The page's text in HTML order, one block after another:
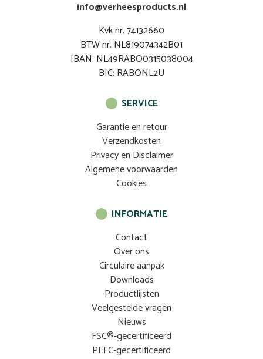
info@verheesproducts.nl
Kvk nr. 74132660
BTW nr. NL819074342B01
IBAN: NL49RABO0315038004
BIC: RABONL2U
SERVICE
Garantie en retour
Verzendkosten
Privacy en Disclaimer
Algemene voorwaarden
Cookies
INFORMATIE
Contact
Over ons
Circulaire aanpak
Downloads
Productlijsten
Veelgestelde vragen
Nieuws
FSC®-gecertificeerd
PEFC-gecertificeerd